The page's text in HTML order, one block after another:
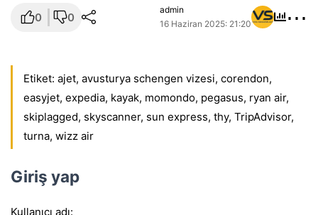
0 0
admin
16 Haziran 2025: 21:20
⋯
Etiket: ajet, avusturya schengen vizesi, corendon,
easyjet, expedia, kayak, momondo, pegasus, ryan air,
skiplagged, skyscanner, sun express, thy, TripAdvisor,
turna, wizz air
Giriş yap
Kullanıcı adı: